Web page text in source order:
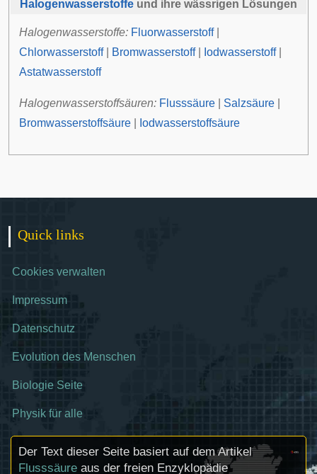
Halogenwasserstoffe und ihre wässrigen Lösungen
Halogenwasserstoffe: Fluorwasserstoff|
Chlorwasserstoff| Bromwasserstoff| Iodwasserstoff|
Astatwasserstoff
Halogenwasserstoffsäuren: Flusssäure Salzsäure
Bromwasserstoffsäure
Iodwasserstoffsäure
Quick links
Cookies verwalten
Impressum
Datenschutz
Evolution des Menschen
Biologie Seite
Physik für alle
Der Text dieser Seite basiert auf dem Artikel
Flusssäure aus der freien Enzyklopädie